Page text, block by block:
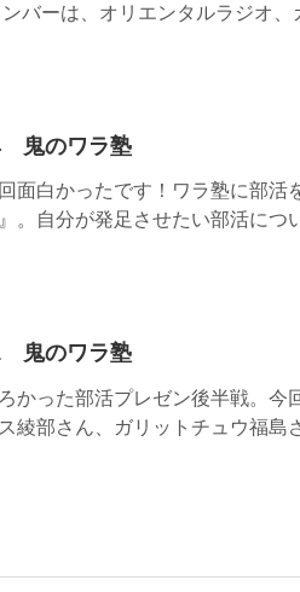
バーは、オリエンタルラジオ、
鬼のワラ塾
面白かったです！ワラ塾に部活
。自分が発足させたい部活につ
鬼のワラ塾
かった部活プレゼン後半戦。今
綾部さん、ガリットチュウ福島